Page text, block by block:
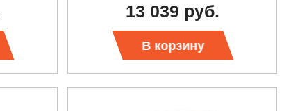
13 039 руб.
В корзину